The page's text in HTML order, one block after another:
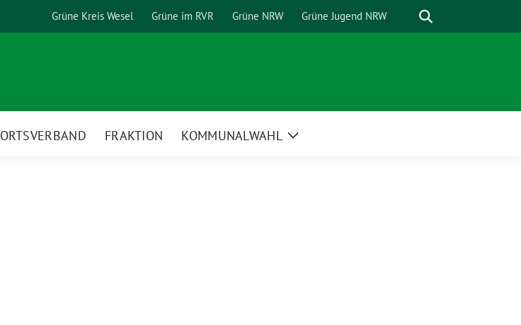
Grüne Kreis Wesel Grüne im RVR Grüne NRW Grüne Jugend NRW Suche
ORTSVERBAND FRAKTION KOMMUNALWAHL
Zeige